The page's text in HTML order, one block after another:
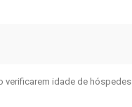
verificarem idade de hóspedes